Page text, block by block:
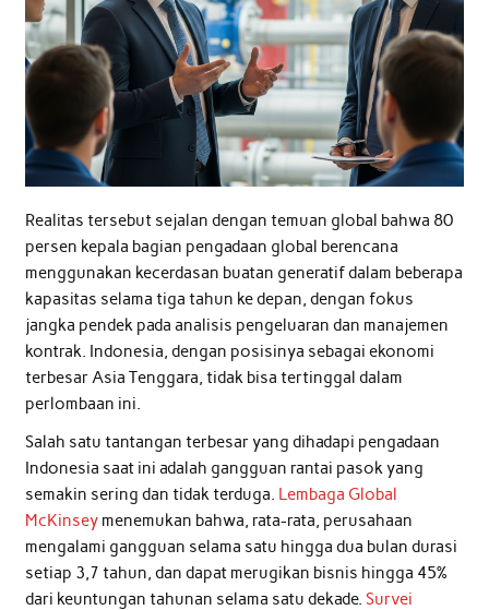
Realitas tersebut sejalan dengan temuan global bahwa 80
persen kepala bagian pengadaan global berencana
menggunakan kecerdasan buatan generatif dalam beberapa
kapasitas selama tiga tahun ke depan, dengan fokus
jangka pendek pada analisis pengeluaran dan manajemen
kontrak. Indonesia, dengan posisinya sebagai ekonomi
terbesar Asia Tenggara, tidak bisa tertinggal dalam
perlombaan ini.
Salah satu tantangan terbesar yang dihadapi pengadaan
Indonesia saat ini adalah gangguan rantai pasok yang
semakin sering dan tidak terduga. Lembaga Global
McKinseymenemukan bahwa, rata-rata, perusahaan
mengalami gangguan selama satu hingga dua bulan durasi
setiap 3,7 tahun, dan dapat merugikan bisnis hingga 45%
dari keuntungan tahunan selama satu dekade. Survei